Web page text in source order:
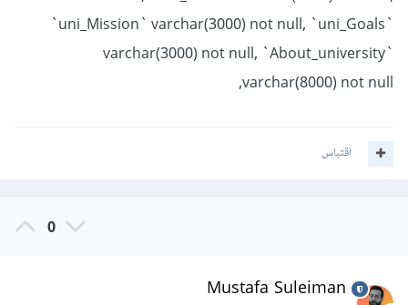
`uni_Mission` varchar(3000) not null, `uni_Goals`
varchar(3000) not null, `About_university`
varchar(8000) not null,
اقتباس
0
Mustafa Suleiman